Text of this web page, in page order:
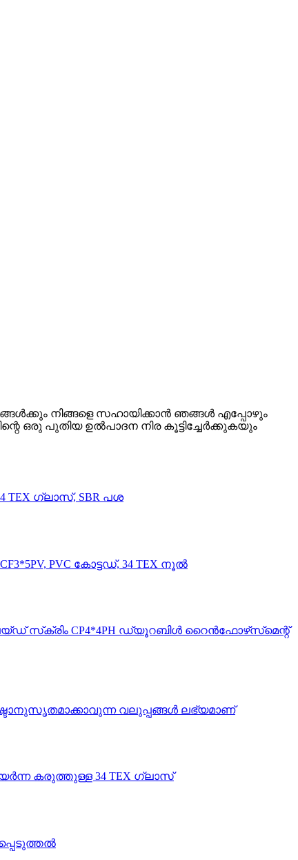
നിങ്ങളെ സഹായിക്കാൻ ഞങ്ങൾ എപ്പോഴും
ഒരു പുതിയ ഉൽ‌പാദന നിര കൂട്ടിച്ചേർക്കുകയും